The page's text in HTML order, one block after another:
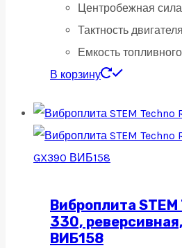
Центробежная
Тактность
Емкость
В корзину
Виброплита STEM
330,
ВИБ158